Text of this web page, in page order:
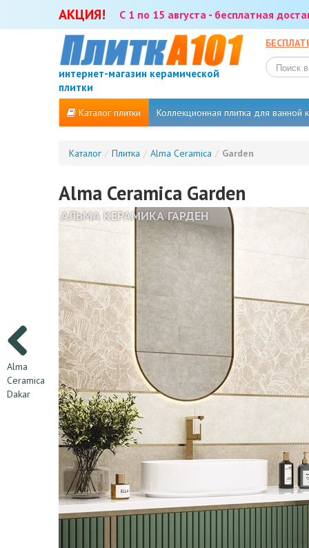
АКЦИЯ! С 1 по 15 августа - бесплатная
интернет-магазин керамической
плитки
Каталог плитки Коллекционная плитка для ванной
Каталог / Плитка / Alma Ceramica / Garden
Alma
Ceramica
Dakar
Alma Ceramica Garden
АЛЬМА КЕРАМИКА ГАРДЕН